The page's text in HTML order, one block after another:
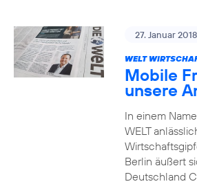
27. Januar 2018
WELT
Mobile
unsere
In einem
WELT
Berlin äußert
Deutschland